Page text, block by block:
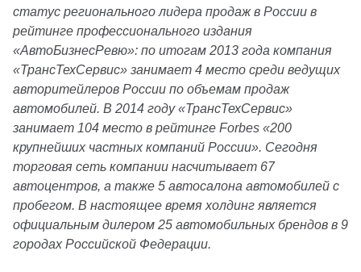
статус регионального лидера продаж в России в
рейтинге профессионального издания
«АвтоБизнесРевю»: по итогам 2013 года компания
«ТрансТехСервис» занимает 4 место среди ведущих
авторитейлеров России по объемам продаж
автомобилей. В 2014 году «ТрансТехСервис»
занимает 104 место в рейтинге Forbes «200
крупнейших частных компаний России». Сегодня
торговая сеть компании насчитывает 67
автоцентров, а также 5 автосалона автомобилей с
пробегом. В настоящее время холдинг является
официальным дилером 25 автомобильных брендов в 9
городах Российской Федерации.